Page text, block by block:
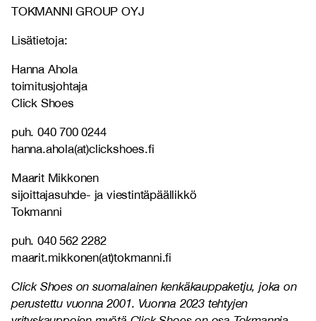
TOKMANNI GROUP OYJ
Lisätietoja:
Hanna Ahola
toimitusjohtaja
Click Shoes
puh. 040 700 0244
hanna.ahola(at)clickshoes.fi
Maarit Mikkonen
sijoittajasuhde- ja viestintäpäällikkö
Tokmanni
puh. 040 562 2282
maarit.mikkonen(at)tokmanni.fi
Click Shoes on suomalainen kenkäkauppaketju, joka on
perustettu vuonna 2001. Vuonna 2023 tehtyjen